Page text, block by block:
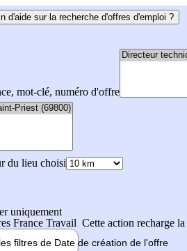
d'aide sur la recherche d'offres d'emploi ?
mot-clé, numéro d'offre
du lieu choisi
uniquement
France Travail Cette action recharge
filtres de Date de création de l'offre